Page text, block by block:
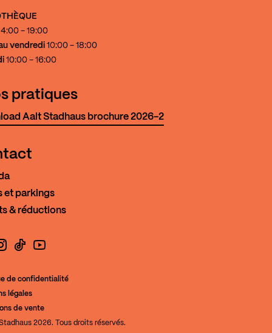
- 19:00
vendredi 10:00 - 18:00
10:00 - 16:00
pratiques
Aalt Stadhaus brochure 2026-2
et parkings
& réductions
de confidentialité
légales
de vente
2026. Tous droits réservés.
la Culture